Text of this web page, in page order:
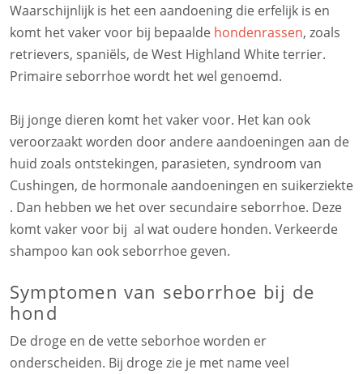
Waarschijnlijk is het een aandoening die erfelijk is en
komt het vaker voor bij bepaalde hondenrassen, zoals
retrievers, spaniëls, de West Highland White terrier.
Primaire seborrhoe wordt het wel genoemd.
Bij jonge dieren komt het vaker voor. Het kan ook
veroorzaakt worden door andere aandoeningen aan de
huid zoals ontstekingen, parasieten, syndroom van
Cushingen, de hormonale aandoeningen en suikerziekte
. Dan hebben we het over secundaire seborrhoe. Deze
komt vaker voor bij al wat oudere honden. Verkeerde
shampoo kan ook seborrhoe geven.
Symptomen van seborrhoe bij de
hond
De droge en de vette seborhoe worden er
onderscheiden. Bij droge zie je met name veel